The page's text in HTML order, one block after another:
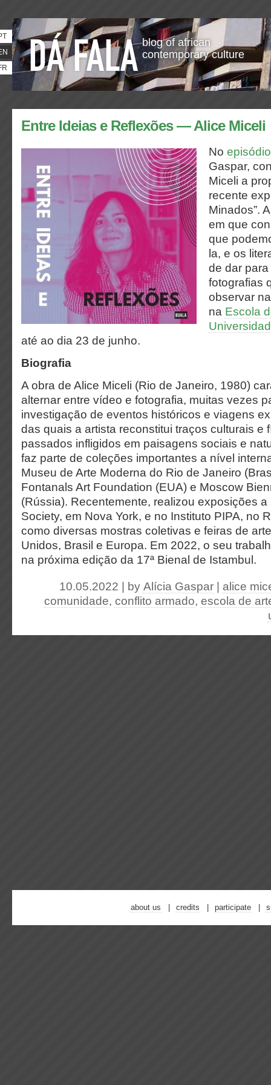
blog of african
contemporary culture
Entre Ideias e Reflexões — Alice Miceli
No
Gaspar,
Miceli a
recente
Minados”.
em que
que
la, e os
de dar
fotografias
observar
na Escola
até ao dia 23 de junho.
Biografia
A obra de Alice Miceli (Rio de Janeiro, 1980)
alternar entre vídeo e fotografia, muitas vezes
investigação de eventos históricos e viagens
das quais a artista reconstitui traços culturais e
passados infligidos em paisagens sociais e
faz parte de coleções importantes a nível
Museu de Arte Moderna do Rio de Janeiro
Fontanals Art Foundation (EUA) e Moscow
(Rússia). Recentemente, realizou exposições
Society, em Nova York, e no Instituto PIPA, no
como diversas mostras coletivas e feiras de
Unidos, Brasil e Europa. Em 2022, o seu
na próxima edição da 17ª Bienal de Istambul.
10.05.2022 | by Alícia Gaspar
alice
comunidade, conflito armado, escola de
about us credits participate